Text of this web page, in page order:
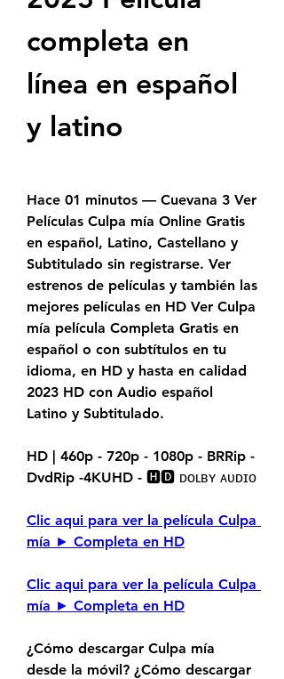
completa en
línea en español
y latino
Hace 01 minutos — Cuevana 3 Ver
Películas Culpa mía Online Gratis
en español, Latino, Castellano y
Subtitulado sin registrarse. Ver
estrenos de películas y también las
mejores películas en HD Ver Culpa
mía película Completa Gratis en
español o con subtítulos en tu
idioma, en HD y hasta en calidad
2023 HD con Audio español
Latino y Subtitulado.
HD | 460p - 720p - 1080p - BRRip -
DvdRip -4KUHD - 🅷🅳 ᴅᴏʟʙʏ ᴀᴜᴅɪᴏ
Clic aqui para ver la película Culpa
mía ► Completa en HD
Clic aqui para ver la película Culpa
mía ► Completa en HD
¿Cómo descargar Culpa mía
desde la móvil? ¿Cómo descargar